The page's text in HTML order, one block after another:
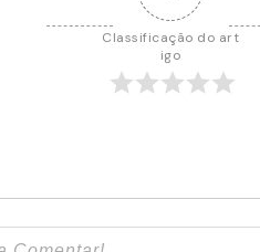
Classificação do art
igo